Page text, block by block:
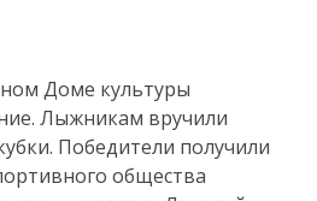
Доме культуры
Лыжникам вручили
Победители получили
общества